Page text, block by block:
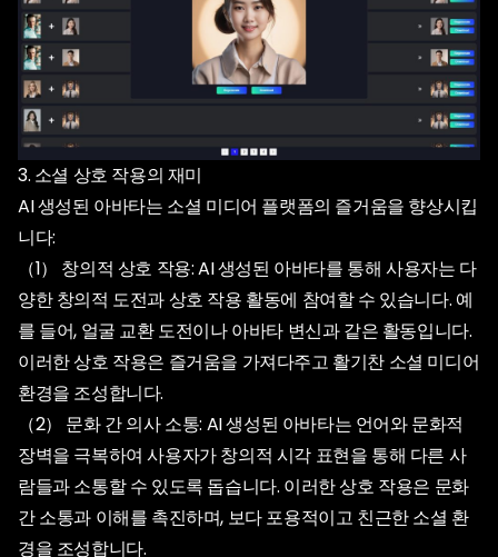
3. 소셜 상호 작용의 재미
AI 생성된 아바타는 소셜 미디어 플랫폼의 즐거움을 향상시킵
니다:
（1） 창의적 상호 작용: AI 생성된 아바타를 통해 사용자는 다
양한 창의적 도전과 상호 작용 활동에 참여할 수 있습니다. 예
를 들어, 얼굴 교환 도전이나 아바타 변신과 같은 활동입니다.
이러한 상호 작용은 즐거움을 가져다주고 활기찬 소셜 미디어
환경을 조성합니다.
（2） 문화 간 의사 소통: AI 생성된 아바타는 언어와 문화적
장벽을 극복하여 사용자가 창의적 시각 표현을 통해 다른 사
람들과 소통할 수 있도록 돕습니다. 이러한 상호 작용은 문화
간 소통과 이해를 촉진하며, 보다 포용적이고 친근한 소셜 환